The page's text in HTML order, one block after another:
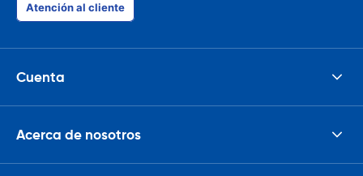
Atención al cliente
Cuenta
Acerca de nosotros